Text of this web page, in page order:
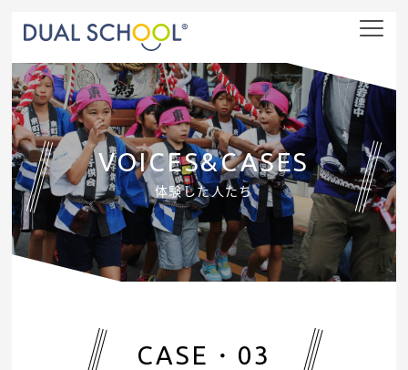
nav
VOICES&CASES
体験した人たち
CASE・03